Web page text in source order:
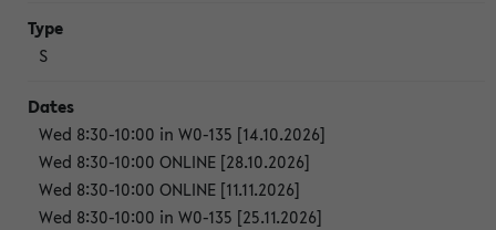
S
Wed 8:30-10:00 in W0-135 [14.10.2026]
Wed 8:30-10:00 ONLINE [28.10.2026]
Wed 8:30-10:00 ONLINE [11.11.2026]
Wed 8:30-10:00 in W0-135 [25.11.2026]